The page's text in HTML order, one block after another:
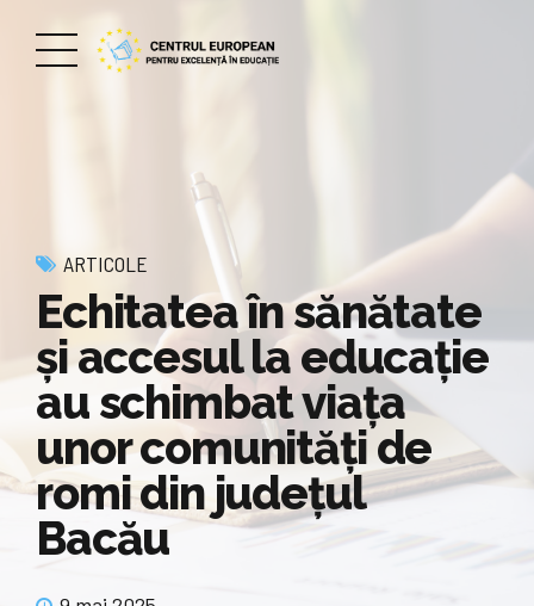
ARTICOLE
Echitatea în sănătate
și accesul la educație
au schimbat viața
unor comunități de
romi din județul
Bacău